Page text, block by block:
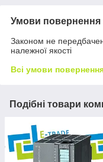
Умови повернення
Законом не
належної якості
Всі умови
Подібні товари